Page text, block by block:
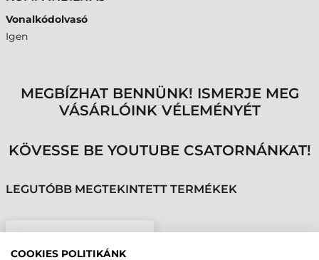
Vonalkódolvasó
Igen
MEGBÍZHAT BENNÜNK! ISMERJE MEG
VÁSÁRLÓINK VÉLEMÉNYÉT
KÖVESSE BE YOUTUBE CSATORNÁNKAT!
LEGUTÓBB MEGTEKINTETT TERMÉKEK
RÖGZÍTHETŐ TARTÓ,
COOKIES POLITIKÁNK